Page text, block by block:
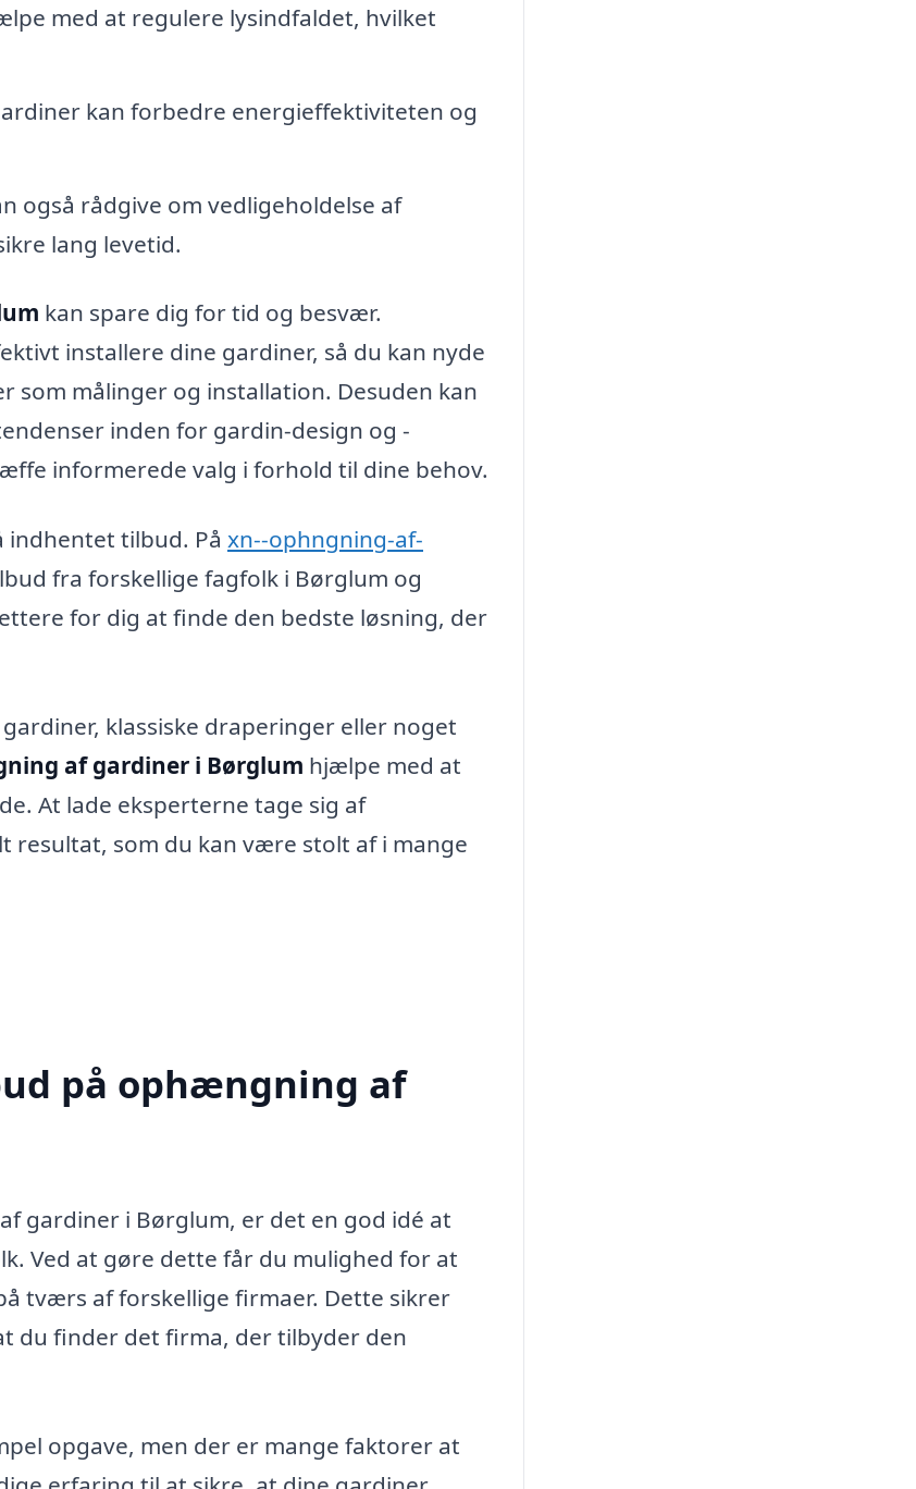
med at regulere lysindfaldet, hvilket
kan forbedre energieffektiviteten og
også rådgive om vedligeholdelse af
lang levetid.
kan spare dig for tid og besvær.
installere dine gardiner, så du kan nyde
som målinger og installation. Desuden kan
inden for gardin-design og -
informerede valg i forhold til dine behov.
tilbud. På xn--ophngning-af-
fra forskellige fagfolk i Børglum og
for dig at finde den bedste løsning, der
klassiske draperinger eller noget
af gardiner i Børglum hjælpe med at
At lade eksperterne tage sig af
som du kan være stolt af i mange
på ophængning af
gardiner i Børglum, er det en god idé at
Ved at gøre dette får du mulighed for at
tværs af forskellige firmaer. Dette sikrer
du finder det firma, der tilbyder den
opgave, men der er mange faktorer at